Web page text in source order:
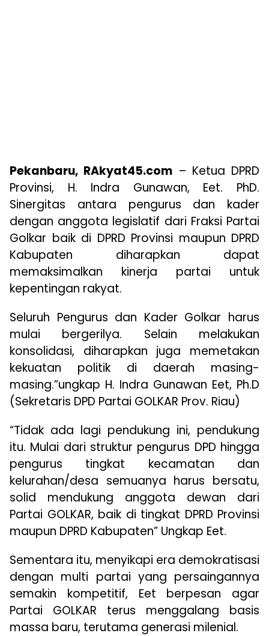
Pekanbaru, RAkyat45.com – Ketua DPRD
Provinsi, H. Indra Gunawan, Eet. PhD.
Sinergitas antara pengurus dan kader
dengan anggota legislatif dari Fraksi Partai
Golkar baik di DPRD Provinsi maupun DPRD
Kabupaten diharapkan dapat
memaksimalkan kinerja partai untuk
kepentingan rakyat.
Seluruh Pengurus dan Kader Golkar harus
mulai bergerilya. Selain melakukan
konsolidasi, diharapkan juga memetakan
kekuatan politik di daerah masing-
masing.”ungkap H. Indra Gunawan Eet, Ph.D
(Sekretaris DPD Partai GOLKAR Prov. Riau)
“Tidak ada lagi pendukung ini, pendukung
itu. Mulai dari struktur pengurus DPD hingga
pengurus tingkat kecamatan dan
kelurahan/desa semuanya harus bersatu,
solid mendukung anggota dewan dari
Partai GOLKAR, baik di tingkat DPRD Provinsi
maupun DPRD Kabupaten” Ungkap Eet.
Sementara itu, menyikapi era demokratisasi
dengan multi partai yang persaingannya
semakin kompetitif, Eet berpesan agar
Partai GOLKAR terus menggalang basis
massa baru, terutama generasi milenial.